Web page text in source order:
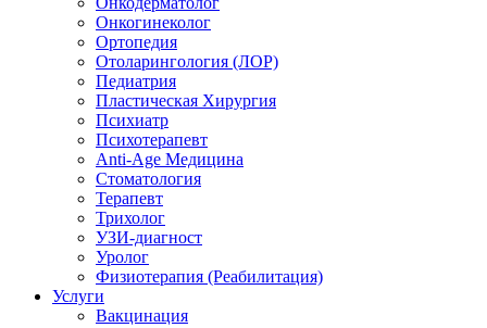
Онкогинеколог
Ортопедия
Отоларингология (ЛОР)
Педиатрия
Пластическая Хирургия
Психиатр
Психотерапевт
Anti-Age Медицина
Стоматология
Терапевт
Трихолог
УЗИ-диагност
Уролог
Физиотерапия (Реабилитация)
Услуги
Вакцинация